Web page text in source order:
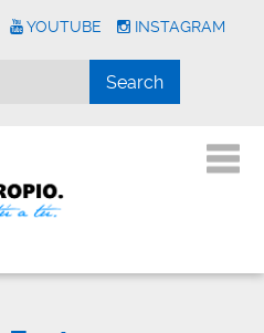
YOUTUBE INSTAGRAM